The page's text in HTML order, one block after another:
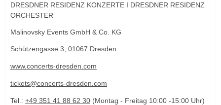
DRESDNER RESIDENZ KONZERTE I DRESDNER RESIDENZ
ORCHESTER
Malinovsky Events GmbH & Co. KG
Schützengasse 3, 01067 Dresden
www.concerts-dresden.com
tickets@concerts-dresden.com
Tel.: +49 351 41 88 62 30 (Montag - Freitag 10:00 -15:00 Uhr)